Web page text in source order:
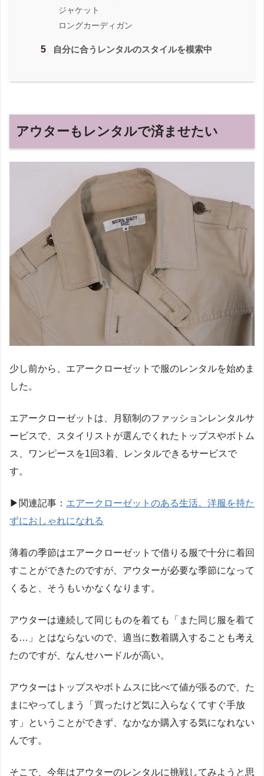
ジャケット
ロングカーディガン
5 自分に合うレンタルのスタイルを模索中
アウターもレンタルで済ませたい
少し前から、エアークローゼットで服のレンタルを始めま
した。
エアークローゼットは、月額制のファッションレンタルサ
ービスで、スタイリストが選んでくれたトップスやボトム
ス、ワンピースを1回3着、レンタルできるサービスで
す。
▶︎関連記事： エアークローゼットのある生活。洋服を持た
ずにおしゃれになれる
薄着の季節はエアークローゼットで借りる服で十分に着回
すことができたのですが、アウターが必要な季節になって
くると、そうもいかなくなります。
アウターは連続して同じものを着ても「また同じ服を着て
る…」とはならないので、適当に数着購入することも考え
たのですが、なんせハードルが高い。
アウターはトップスやボトムスに比べて値が張るので、た
まにやってしまう「買ったけど気に入らなくてすぐ手放
す」ということができず、なかなか購入する気になれない
んです。
そこで、今年はアウターのレンタルに挑戦してみようと思